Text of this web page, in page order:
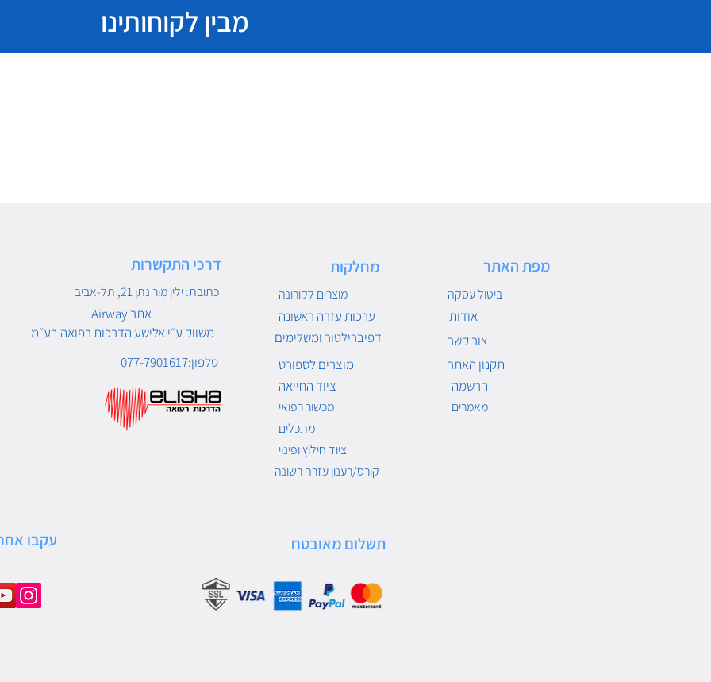
מבין לקוחותינו
דרכי התקשרות
כתובת: ילין מור נתן 21, תל-אביב
Airway אתר
משווק ע״י אלישע הדרכות רפואה בע״מ
טלפון:077-7901617
מחלקות
מוצרים לקורונה
ערכות עזרה ראשונה
דפיברילטור ומשלימים
מוצרים לספורט
ציוד החייאה
מכשור רפואי
מתכלים
ציוד חילוץ ופינוי
קורס/רענון עזרה רשונה
מפת האתר
ביטול עסקה
אודות
צור קשר
תקנון האתר
הרשמה
מאמרים
עקבו תשלום מאובטח